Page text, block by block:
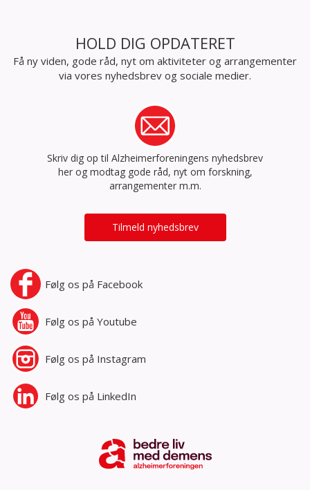
HOLD DIG OPDATERET
Få ny viden, gode råd, nyt om aktiviteter og arrangementer
via vores nyhedsbrev og sociale medier.
Skriv dig op til Alzheimerforeningens nyhedsbrev
her og modtag gode råd, nyt om forskning,
arrangementer m.m.
Tilmeld nyhedsbrev
Følg os på Facebook
Følg os på Youtube
Følg os på Instagram
Følg os på LinkedIn